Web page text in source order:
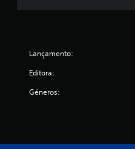
Lançamento:
Editora:
Géneros: